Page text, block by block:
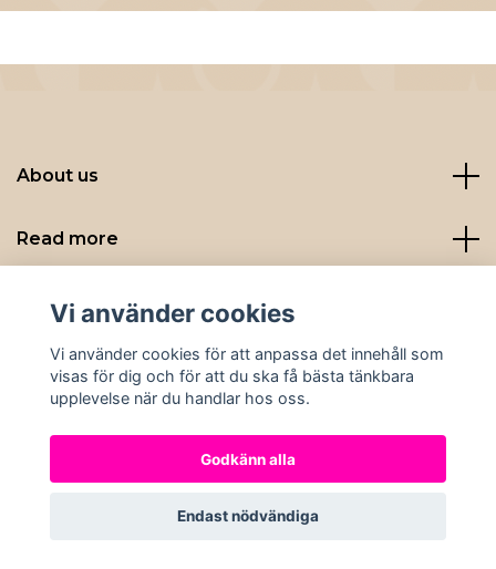
About us
Read more
Sociala medier
© 2026 Nybryggt
Vi använder cookies
Vi använder cookies för att anpassa det innehåll som
visas för dig och för att du ska få bästa tänkbara
upplevelse när du handlar hos oss.
Godkänn alla
Endast nödvändiga